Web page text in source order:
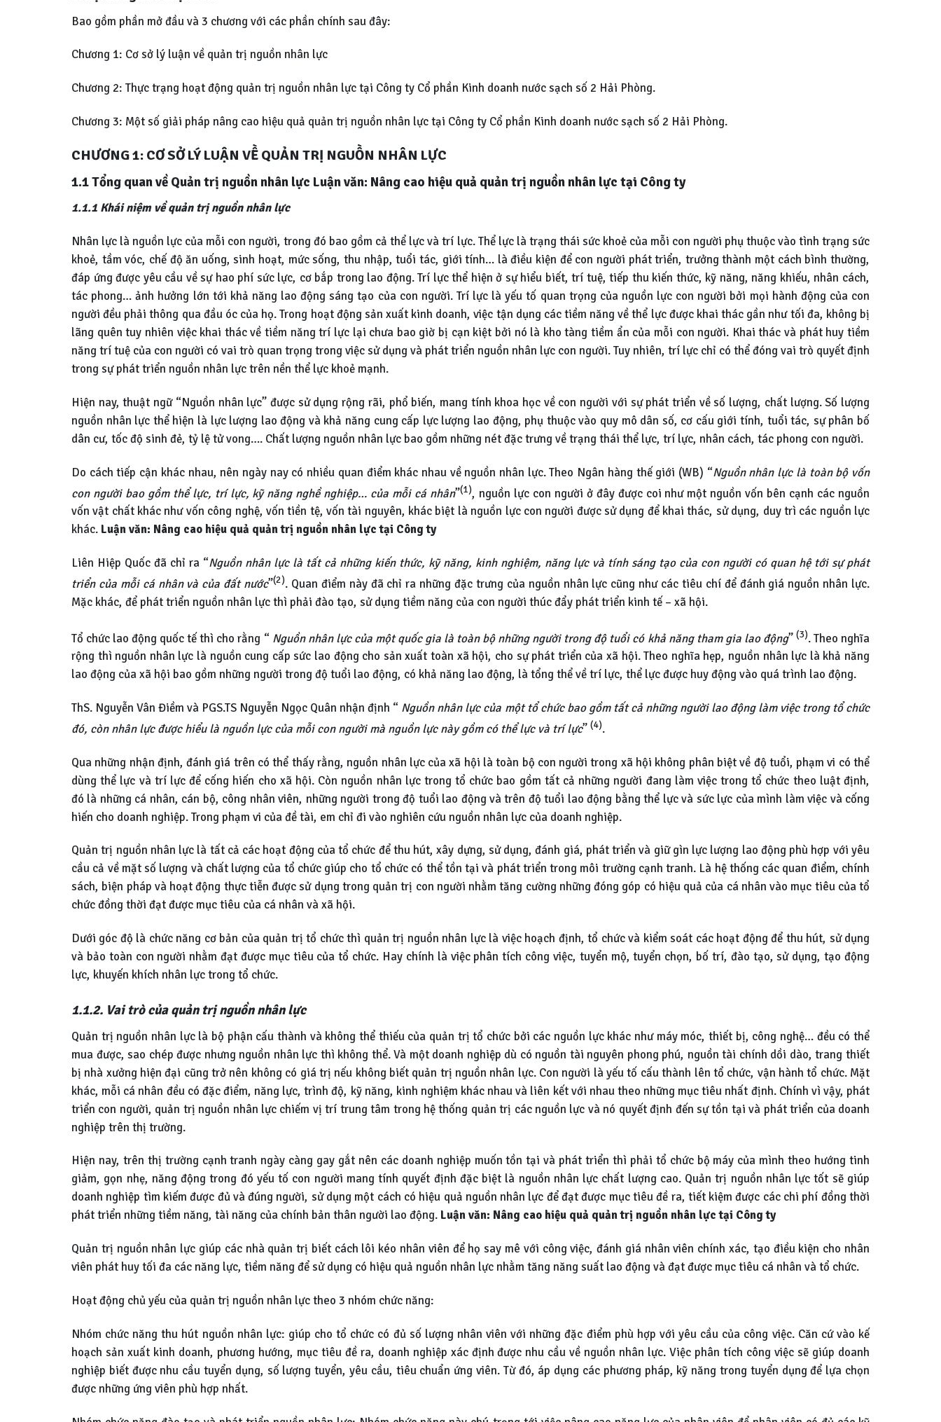
Bao gồm phần mở đầu và 3 chương với các phần chính sau đây:
Chương 1: Cơ sở lý luận về quản trị nguồn nhân lực
Chương 2: Thực trạng hoạt động quản trị nguồn nhân lực tại Công ty Cổ phần Kinh doanh nước sạch số 2 Hải Phòng.
Chương 3: Một số giải pháp nâng cao hiệu quả quản trị nguồn nhân lực tại Công ty Cổ phần Kinh doanh nước sạch số 2 Hải Phòng.
CHƯƠNG 1: CƠ SỞ LÝ LUẬN VỀ QUẢN TRỊ NGUỒN NHÂN LỰC
1.1 Tổng quan về Quản trị nguồn nhân lực Luận văn: Nâng cao hiệu quả quản trị nguồn nhân lực tại Công ty
1.1.1 Khái niệm về quản trị nguồn nhân lực
Nhân lực là nguồn lực của mỗi con người, trong đó bao gồm cả thể lực và trí lực. Thể lực là trạng thái sức khoẻ của mỗi con người phụ thuộc vào tình trạng sức
khoẻ, tầm vóc, chế độ ăn uống, sinh hoạt, mức sống, thu nhập, tuổi tác, giới tính… là điều kiện để con người phát triển, trưởng thành một cách bình thường,
đáp ứng được yêu cầu về sự hao phí sức lực, cơ bắp trong lao động. Trí lực thể hiện ở sự hiểu biết, trí tuệ, tiếp thu kiến thức, kỹ năng, năng khiếu, nhân cách,
tác phong… ảnh hưởng lớn tới khả năng lao động sáng tạo của con người. Trí lực là yếu tố quan trọng của nguồn lực con người bởi mọi hành động của con
người đều phải thông qua đầu óc của họ. Trong hoạt động sản xuất kinh doanh, việc tận dụng các tiềm năng về thể lực được khai thác gần như tối đa, không bị
lãng quên tuy nhiên việc khai thác về tiềm năng trí lực lại chưa bao giờ bị cạn kiệt bởi nó là kho tàng tiềm ẩn của mỗi con người. Khai thác và phát huy tiềm
năng trí tuệ của con người có vai trò quan trọng trong việc sử dụng và phát triển nguồn nhân lực con người. Tuy nhiên, trí lực chỉ có thể đóng vai trò quyết định
trong sự phát triển nguồn nhân lực trên nền thể lực khoẻ mạnh.
Hiện nay, thuật ngữ “Nguồn nhân lực” được sử dụng rộng rãi, phổ biến, mang tính khoa học về con người với sự phát triển về số lượng, chất lượng. Số lượng
nguồn nhân lực thể hiện là lực lượng lao động và khả năng cung cấp lực lượng lao động, phụ thuộc vào quy mô dân số, cơ cấu giới tính, tuổi tác, sự phân bố
dân cư, tốc độ sinh đẻ, tỷ lệ tử vong…. Chất lượng nguồn nhân lực bao gồm những nét đặc trưng về trạng thái thể lực, trí lực, nhân cách, tác phong con người.
Do cách tiếp cận khác nhau, nên ngày nay có nhiều quan điểm khác nhau về nguồn nhân lực. Theo Ngân hàng thế giới (WB) “Nguồn nhân lực là toàn bộ vốn
con người bao gồm thể lực, trí lực, kỹ năng nghề nghiệp… của mỗi cá nhân”(1), nguồn lực con người ở đây được coi như một nguồn vốn bên cạnh các nguồn
vốn vật chất khác như vốn công nghệ, vốn tiền tệ, vốn tài nguyên, khác biệt là nguồn lực con người được sử dụng để khai thác, sử dụng, duy trì các nguồn lực
khác. Luận văn: Nâng cao hiệu quả quản trị nguồn nhân lực tại Công ty
Liên Hiệp Quốc đã chỉ ra “Nguồn nhân lực là tất cả những kiến thức, kỹ năng, kinh nghiệm, năng lực và tính sáng tạo của con người có quan hệ tới sự phát
triển của mỗi cá nhân và của đất nước”(2). Quan điểm này đã chỉ ra những đặc trưng của nguồn nhân lực cũng như các tiêu chí để đánh giá nguồn nhân lực.
Mặc khác, để phát triển nguồn nhân lực thì phải đào tạo, sử dụng tiềm năng của con người thúc đẩy phát triển kinh tế – xã hội.
Tổ chức lao động quốc tế thì cho rằng “ Nguồn nhân lực của một quốc gia là toàn bộ những người trong độ tuổi có khả năng tham gia lao động” (3). Theo nghĩa
rộng thì nguồn nhân lực là nguồn cung cấp sức lao động cho sản xuất toàn xã hội, cho sự phát triển của xã hội. Theo nghĩa hẹp, nguồn nhân lực là khả năng
lao động của xã hội bao gồm những người trong độ tuổi lao động, có khả năng lao động, là tổng thể về trí lực, thể lực được huy động vào quá trình lao động.
ThS. Nguyễn Vân Điềm và PGS.TS Nguyễn Ngọc Quân nhận định “ Nguồn nhân lực của một tổ chức bao gồm tất cả những người lao động làm việc trong tổ chức
đó, còn nhân lực được hiểu là nguồn lực của mỗi con người mà nguồn lực này gồm có thể lực và trí lực” (4).
Qua những nhận định, đánh giá trên có thể thấy rằng, nguồn nhân lực của xã hội là toàn bộ con người trong xã hội không phân biệt về độ tuổi, phạm vi có thể
dùng thể lực và trí lực để cống hiến cho xã hội. Còn nguồn nhân lực trong tổ chức bao gồm tất cả những người đang làm việc trong tổ chức theo luật định,
đó là những cá nhân, cán bộ, công nhân viên, những người trong độ tuổi lao động và trên độ tuổi lao động bằng thể lực và sức lực của mình làm việc và cống
hiến cho doanh nghiệp. Trong phạm vi của đề tài, em chỉ đi vào nghiên cứu nguồn nhân lực của doanh nghiệp.
Quản trị nguồn nhân lực là tất cả các hoạt động của tổ chức để thu hút, xây dựng, sử dụng, đánh giá, phát triển và giữ gìn lực lượng lao động phù hợp với yêu
cầu cả về mặt số lượng và chất lượng của tổ chức giúp cho tổ chức có thể tồn tại và phát triển trong môi trường cạnh tranh. Là hệ thống các quan điểm, chính
sách, biện pháp và hoạt động thực tiễn được sử dụng trong quản trị con người nhằm tăng cường những đóng góp có hiệu quả của cá nhân vào mục tiêu của tổ
chức đồng thời đạt được mục tiêu của cá nhân và xã hội.
Dưới góc độ là chức năng cơ bản của quản trị tổ chức thì quản trị nguồn nhân lực là việc hoạch định, tổ chức và kiểm soát các hoạt động để thu hút, sử dụng
và bảo toàn con người nhằm đạt được mục tiêu của tổ chức. Hay chính là việc phân tích công việc, tuyển mộ, tuyển chọn, bố trí, đào tạo, sử dụng, tạo động
lực, khuyến khích nhân lực trong tổ chức.
1.1.2. Vai trò của quản trị nguồn nhân lực
Quản trị nguồn nhân lực là bộ phận cấu thành và không thể thiếu của quản trị tổ chức bởi các nguồn lực khác như máy móc, thiết bị, công nghệ… đều có thể
mua được, sao chép được nhưng nguồn nhân lực thì không thể. Và một doanh nghiệp dù có nguồn tài nguyên phong phú, nguồn tài chính dồi dào, trang thiết
bị nhà xưởng hiện đại cũng trở nên không có giá trị nếu không biết quản trị nguồn nhân lực. Con người là yếu tố cấu thành lên tổ chức, vận hành tổ chức. Mặt
khác, mỗi cá nhân đều có đặc điểm, năng lực, trình độ, kỹ năng, kinh nghiệm khác nhau và liên kết với nhau theo những mục tiêu nhất định. Chính vì vậy, phát
triển con người, quản trị nguồn nhân lực chiếm vị trí trung tâm trong hệ thống quản trị các nguồn lực và nó quyết định đến sự tồn tại và phát triển của doanh
nghiệp trên thị trường.
Hiện nay, trên thị trường cạnh tranh ngày càng gay gắt nên các doanh nghiệp muốn tồn tại và phát triển thì phải tổ chức bộ máy của mình theo hướng tinh
giảm, gọn nhẹ, năng động trong đó yếu tố con người mang tính quyết định đặc biệt là nguồn nhân lực chất lượng cao. Quản trị nguồn nhân lực tốt sẽ giúp
doanh nghiệp tìm kiếm được đủ và đúng người, sử dụng một cách có hiệu quả nguồn nhân lực để đạt được mục tiêu đề ra, tiết kiệm được các chi phí đồng thời
phát triển những tiềm năng, tài năng của chính bản thân người lao động. Luận văn: Nâng cao hiệu quả quản trị nguồn nhân lực tại Công ty
Quản trị nguồn nhân lực giúp các nhà quản trị biết cách lôi kéo nhân viên để họ say mê với công việc, đánh giá nhân viên chính xác, tạo điều kiện cho nhân
viên phát huy tối đa các năng lực, tiềm năng để sử dụng có hiệu quả nguồn nhân lực nhằm tăng năng suất lao động và đạt được mục tiêu cá nhân và tổ chức.
Hoạt động chủ yếu của quản trị nguồn nhân lực theo 3 nhóm chức năng:
Nhóm chức năng thu hút nguồn nhân lực: giúp cho tổ chức có đủ số lượng nhân viên với những đặc điểm phù hợp với yêu cầu của công việc. Căn cứ vào kế
hoạch sản xuất kinh doanh, phương hướng, mục tiêu đề ra, doanh nghiệp xác định được nhu cầu về nguồn nhân lực. Việc phân tích công việc sẽ giúp doanh
nghiệp biết được nhu cầu tuyển dụng, số lượng tuyển, yêu cầu, tiêu chuẩn ứng viên. Từ đó, áp dụng các phương pháp, kỹ năng trong tuyển dụng để lựa chọn
được những ứng viên phù hợp nhất.